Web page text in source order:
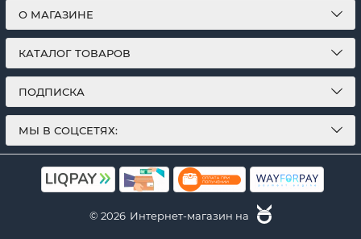
О МАГАЗИНЕ
КАТАЛОГ ТОВАРОВ
ПОДПИСКА
МЫ В СОЦСЕТЯХ:
© 2026 Интернет-магазин на